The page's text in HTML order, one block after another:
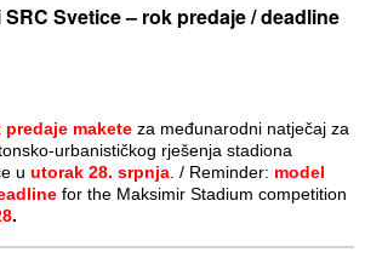
Svetice – rok predaje / deadline
predaje maketeza međunarodni natječaj za
urbanističkog rješenja stadiona
u utorak 28. srpnja. / Reminder: model
for the Maksimir Stadium competition
.